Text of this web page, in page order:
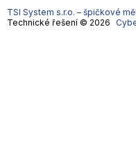
TSI System s.r.o. – špičkové
Technické řešení © 2026